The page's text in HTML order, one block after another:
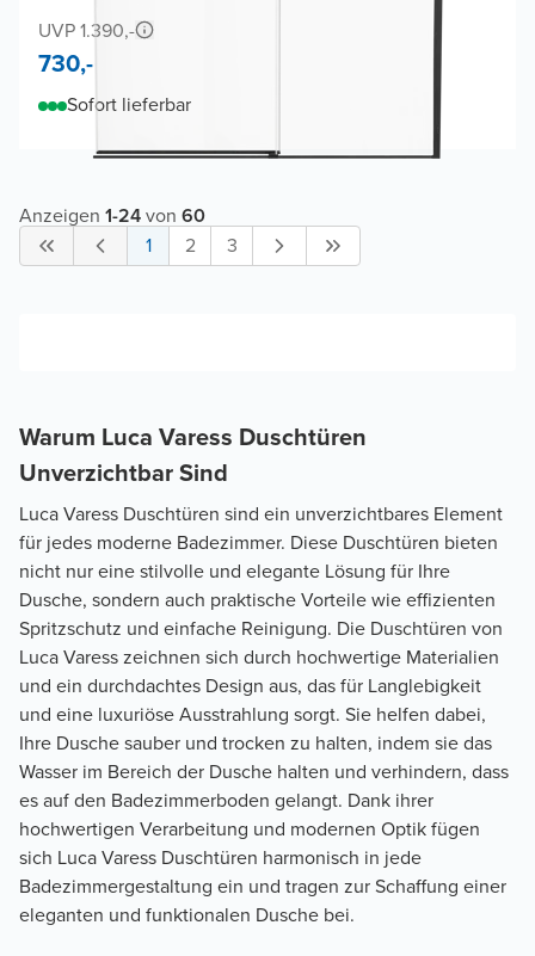
UVP 1.390,-
730,-
Sofort lieferbar
Anzeigen 1-24von 60
1
2 3
Warum Luca Varess Duschtüren
Unverzichtbar Sind
Luca Varess Duschtüren sind ein unverzichtbares Element
für jedes moderne Badezimmer. Diese Duschtüren bieten
nicht nur eine stilvolle und elegante Lösung für Ihre
Dusche, sondern auch praktische Vorteile wie effizienten
Spritzschutz und einfache Reinigung. Die Duschtüren von
Luca Varess zeichnen sich durch hochwertige Materialien
und ein durchdachtes Design aus, das für Langlebigkeit
und eine luxuriöse Ausstrahlung sorgt. Sie helfen dabei,
Ihre Dusche sauber und trocken zu halten, indem sie das
Wasser im Bereich der Dusche halten und verhindern, dass
es auf den Badezimmerboden gelangt. Dank ihrer
hochwertigen Verarbeitung und modernen Optik fügen
sich Luca Varess Duschtüren harmonisch in jede
Badezimmergestaltung ein und tragen zur Schaffung einer
eleganten und funktionalen Dusche bei.